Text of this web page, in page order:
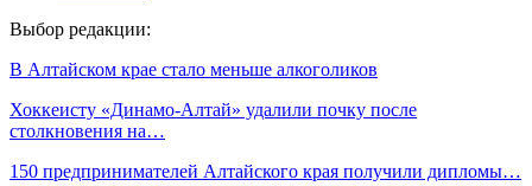
Выбор редакции:
В Алтайском крае стало меньше алкоголиков
Хоккеисту «Динамо-Алтай» удалили почку после
столкновения на…
150 предпринимателей Алтайского края получили дипломы…